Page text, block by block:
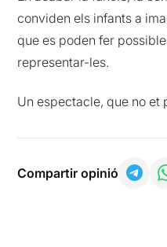
conviden els infants a
que es poden fer
representar-les.
Un espectacle, que no et
Compartir opinió